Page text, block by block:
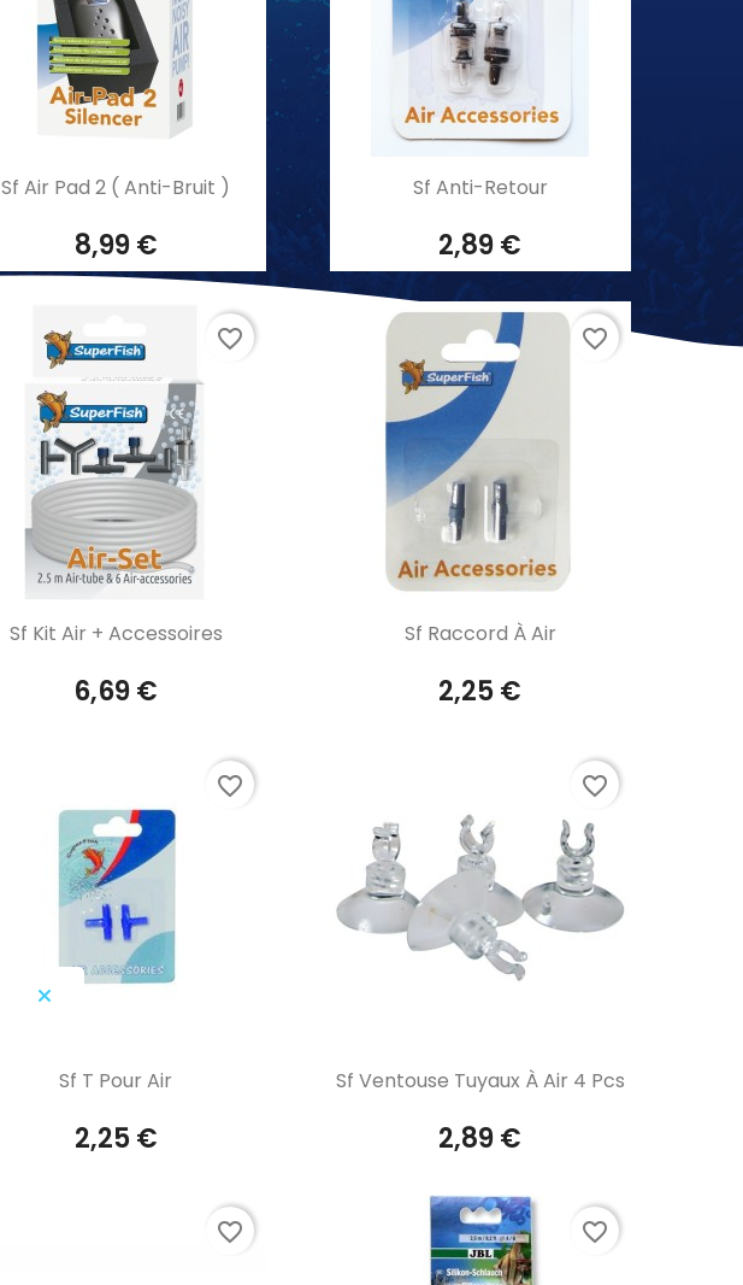
Aperçu rapide
Sf Air Pad 2 ( Anti-Bruit )
8,99 €
Aperçu rapide
Sf Anti-Retour
2,89 €
 Aperçu rapide
Sf Kit Air + Accessoires
6,69 €
favorite_border
 Aperçu rapide
Sf Raccord À Air
2,25 €
favorite_border
Aperçu rapide
Sf T Pour Air
2,25 €
favorite_border
Aperçu rapide
Sf Ventouse Tuyaux À Air 4 Pcs
2,89 €
favorite_border
favorite_border favorite_border